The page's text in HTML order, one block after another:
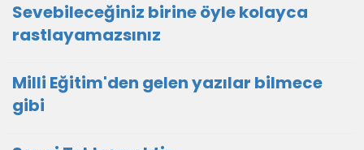
Sevebileceğiniz birine öyle kolayca
rastlayamazsınız
Milli Eğitim'den gelen yazılar bilmece
gibi